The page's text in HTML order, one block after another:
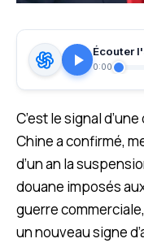
Écouter
0:00
C’est le signal
Chine a confirmé,
d’un an la
douane imposés
guerre
un nouveau signe